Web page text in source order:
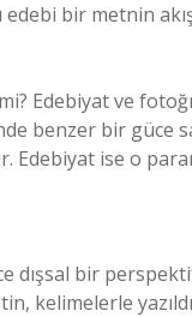
bir metnin
Edebiyat ve
benzer bir güce
Edebiyat ise o
dışsal bir
kelimelerle